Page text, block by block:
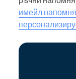
имейл